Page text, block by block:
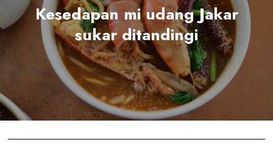
Kesedapan mi udang Jakar
sukar ditandingi